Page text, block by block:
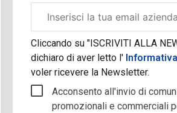
aziendale
Cliccando su "ISCRIVITI ALLA
dichiaro di aver letto l'
voler ricevere la Newsletter.
Acconsento all'invio di
promozionali e commerciali